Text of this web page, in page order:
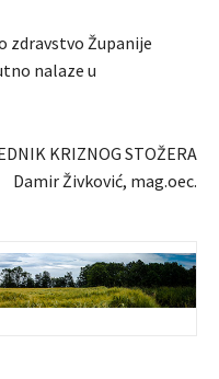
zdravstvo Županije
nalaze u
KRIZNOG STOŽERA
Damir Živković, mag.oec.